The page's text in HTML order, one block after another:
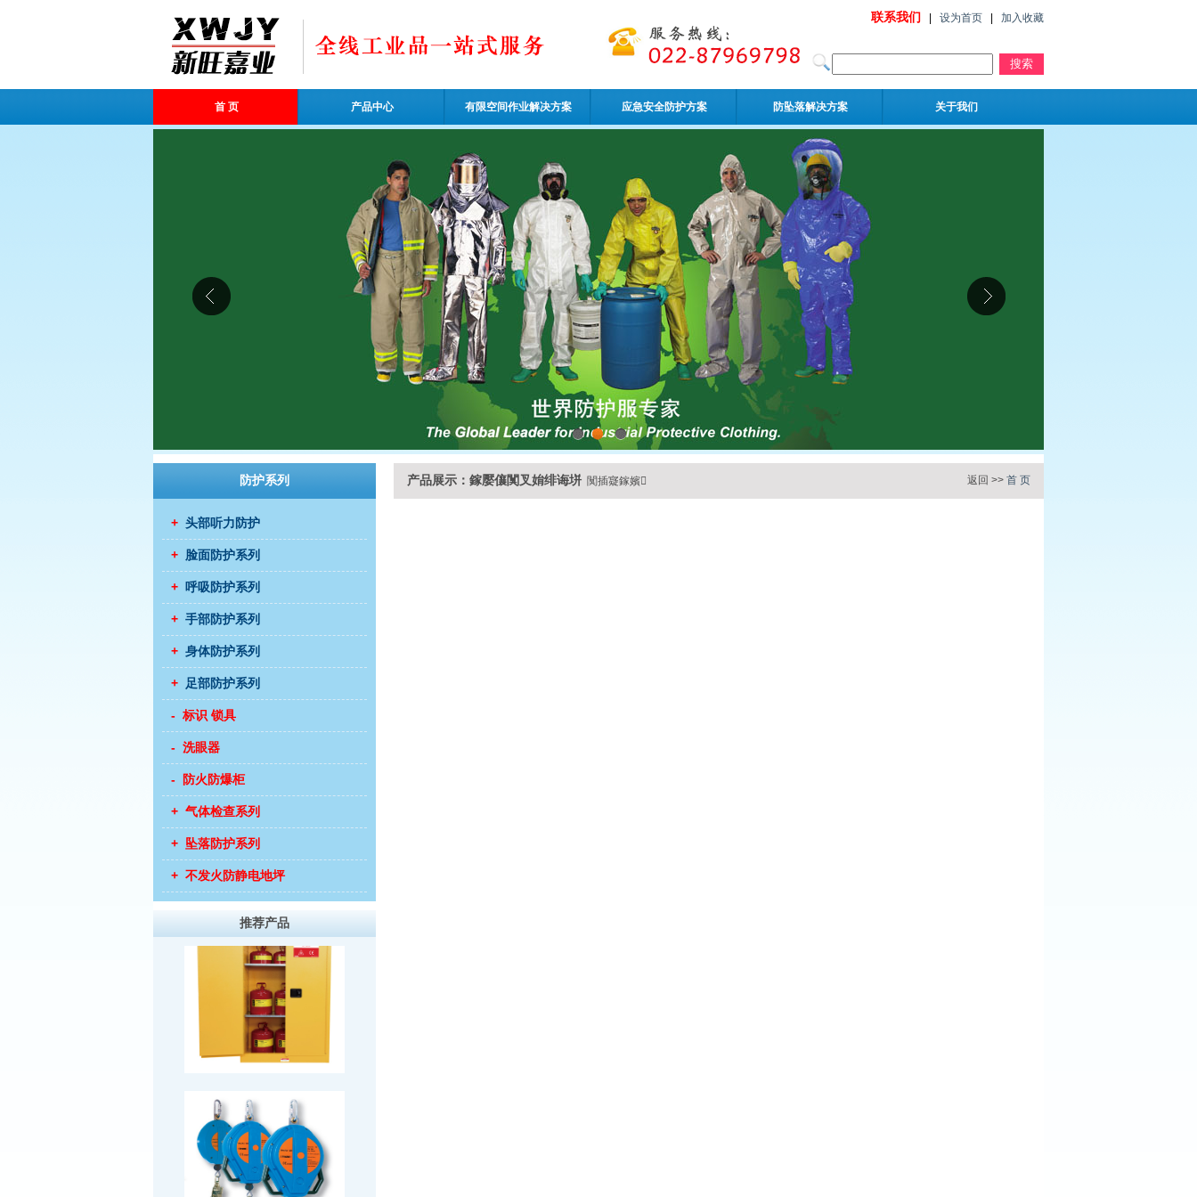
联系我们 设为首页 加入收藏
首 页 产品中心 有限空间作业解决方案 应急安全防护方案 防坠落解决方案 关于我们
2
防护系列
+ 头部听力防护
+ 脸面防护系列
+ 呼吸防护系列
+ 手部防护系列
+ 身体防护系列
+ 足部防护系列
- 标识 锁具
- 洗眼器
- 防火防爆柜
+ 气体检查系列
+ 坠落防护系列
+ 不发火防静电地坪
推荐产品
产品展示：鎵嬮儴闃叉姢绯诲垪 闃插寲鎵嬪 返回 >> 首 页